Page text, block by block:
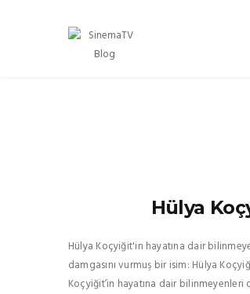
Hülya
Hülya Koçyiğit'in hayatına dair
damgasını vurmuş bir isim: Hülya
Koçyiğit’in hayatına dair bilinmeyenleri